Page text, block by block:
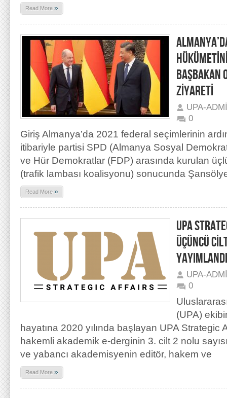
Read More »
BAŞBAKAN
ZİYARETİ
UPA-
0
Giriş Almanya’da 2021 federal seçimlerinin
itibariyle partisi SPD (Almanya Sosyal
ve Hür Demokratlar (FDP) arasında kurulan
(trafik lambası koalisyonu) sonucunda
Read More »
UPA
ÜÇÜNCÜ
YAYIMLANDI
UPA-
0
(UPA)
hayatına 2020 yılında başlayan UPA Strategic
hakemli akademik e-derginin 3. cilt 2 nolu
ve yabancı akademisyenin editör, hakem ve
Read More »